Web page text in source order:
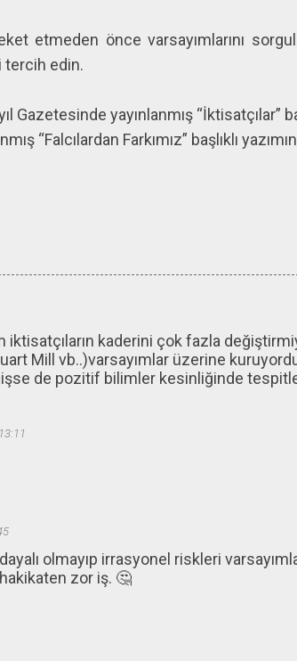
etmeden önce varsayımlarını
tercih edin.
Gazetesinde yayınlanmış “İktisatçılar”
“Falcılardan Farkımız” başlıklı
iktisatçıların kaderini çok fazla
Mill vb..)varsayımlar üzerine
de pozitif bilimler kesinliğinde
olmayıp irrasyonel riskleri
zor iş. 🤔